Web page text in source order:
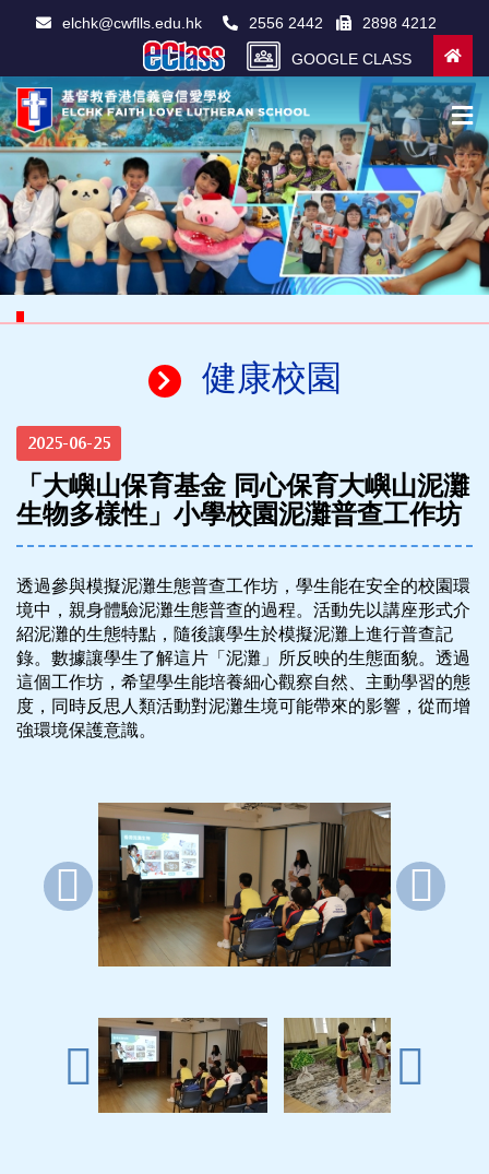
elchk@cwflls.edu.hk 2556 2442 2898 4212
GOOGLE CLASS
健康校園
2025-06-25
「大嶼山保育基金 同心保育大嶼山泥灘
生物多樣性」小學校園泥灘普查工作坊
透過參與模擬泥灘生態普查工作坊，學生能在安全的校園環
境中，親身體驗泥灘生態普查的過程。活動先以講座形式介
紹泥灘的生態特點，隨後讓學生於模擬泥灘上進行普查記
錄。數據讓學生了解這片「泥灘」所反映的生態面貌。透過
這個工作坊，希望學生能培養細心觀察自然、主動學習的態
度，同時反思人類活動對泥灘生境可能帶來的影響，從而增
強環境保護意識。